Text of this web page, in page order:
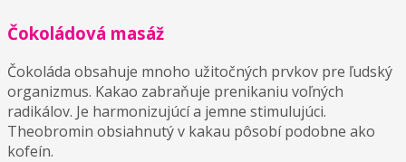
Čokoládová masáž
Čokoláda obsahuje mnoho užitočných prvkov pre ľudský
organizmus. Kakao zabraňuje prenikaniu voľných
radikálov. Je harmonizujúcí a jemne stimulujúci.
Theobromin obsiahnutý v kakau pôsobí podobne ako
kofeín.